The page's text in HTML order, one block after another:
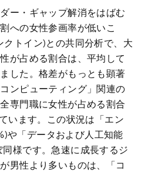
ー・ギャップ解消をはばむ
への女性参画率が低いこ
トイン)との共同分析で、大
が占める割合は、平均して
した。格差がもっとも顕著
ンピューティング」関連の
専門職に女性が占める割合
います。この状況は「エン
や「データおよび人工知能
様です。急速に成長するジ
男性より多いものは、「コ